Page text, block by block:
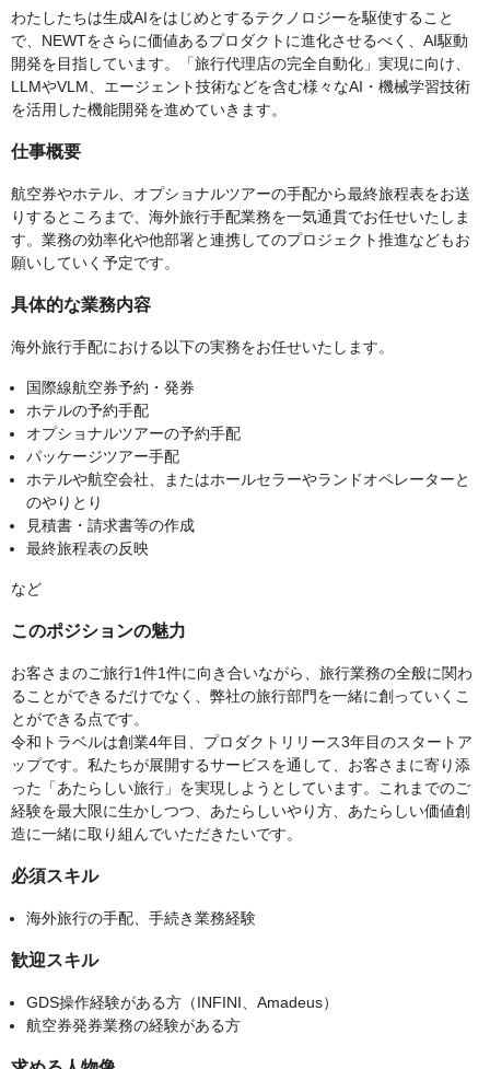
わたしたちは生成AIをはじめとするテクノロジーを駆使すること
で、NEWTをさらに価値あるプロダクトに進化させるべく、AI駆動
開発を目指しています。「旅行代理店の完全自動化」実現に向け、
LLMやVLM、エージェント技術などを含む様々なAI・機械学習技術
を活用した機能開発を進めていきます。
仕事概要
航空券やホテル、オプショナルツアーの手配から最終旅程表をお送
りするところまで、海外旅行手配業務を一気通貫でお任せいたしま
す。業務の効率化や他部署と連携してのプロジェクト推進などもお
願いしていく予定です。
具体的な業務内容
海外旅行手配における以下の実務をお任せいたします。
国際線航空券予約・発券
ホテルの予約手配
オプショナルツアーの予約手配
パッケージツアー手配
ホテルや航空会社、またはホールセラーやランドオペレーターと
のやりとり
見積書・請求書等の作成
最終旅程表の反映
など
このポジションの魅力
お客さまのご旅行1件1件に向き合いながら、旅行業務の全般に関わ
ることができるだけでなく、弊社の旅行部門を一緒に創っていくこ
とができる点です。
令和トラベルは創業4年目、プロダクトリリース3年目のスタートア
ップです。私たちが展開するサービスを通して、お客さまに寄り添
った「あたらしい旅行」を実現しようとしています。これまでのご
経験を最大限に生かしつつ、あたらしいやり方、あたらしい価値創
造に一緒に取り組んでいただきたいです。
必須スキル
海外旅行の手配、手続き業務経験
歓迎スキル
GDS操作経験がある方（INFINI、Amadeus）
航空券発券業務の経験がある方